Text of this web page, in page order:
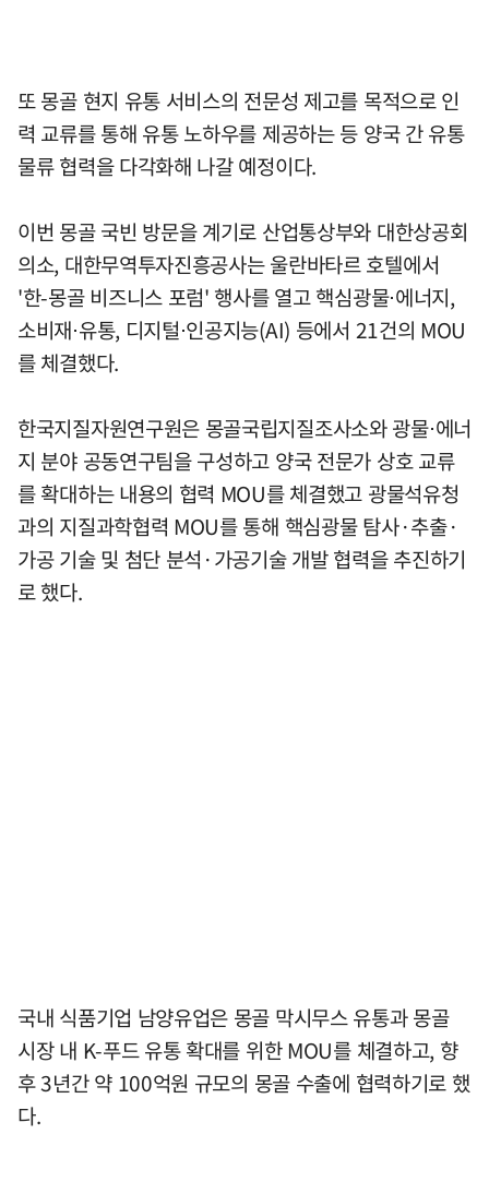
또 몽골 현지 유통 서비스의 전문성 제고를 목적으로 인
력 교류를 통해 유통 노하우를 제공하는 등 양국 간 유통
물류 협력을 다각화해 나갈 예정이다.
이번 몽골 국빈 방문을 계기로 산업통상부와 대한상공회
의소, 대한무역투자진흥공사는 울란바타르 호텔에서
'한-몽골 비즈니스 포럼' 행사를 열고 핵심광물⋅에너지,
소비재⋅유통, 디지털⋅인공지능(AI) 등에서 21건의 MOU
를 체결했다.
한국지질자원연구원은 몽골국립지질조사소와 광물⋅에너
지 분야 공동연구팀을 구성하고 양국 전문가 상호 교류
를 확대하는 내용의 협력 MOU를 체결했고 광물석유청
과의 지질과학협력 MOU를 통해 핵심광물 탐사·추출·
가공 기술 및 첨단 분석·가공기술 개발 협력을 추진하기
로 했다.
국내 식품기업 남양유업은 몽골 막시무스 유통과 몽골
시장 내 K-푸드 유통 확대를 위한 MOU를 체결하고, 향
후 3년간 약 100억원 규모의 몽골 수출에 협력하기로 했
다.